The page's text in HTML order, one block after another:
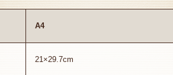
A4
21×29.7cm